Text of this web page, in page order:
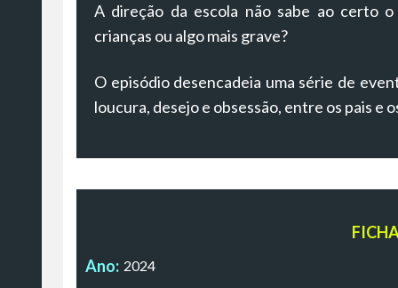
A direção da escola não sabe ao certo
crianças ou algo mais grave?
O episódio desencadeia uma série de
loucura, desejo e obsessão, entre os pais e
Ano: 2024